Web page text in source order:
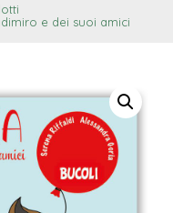
e dei suoi amici